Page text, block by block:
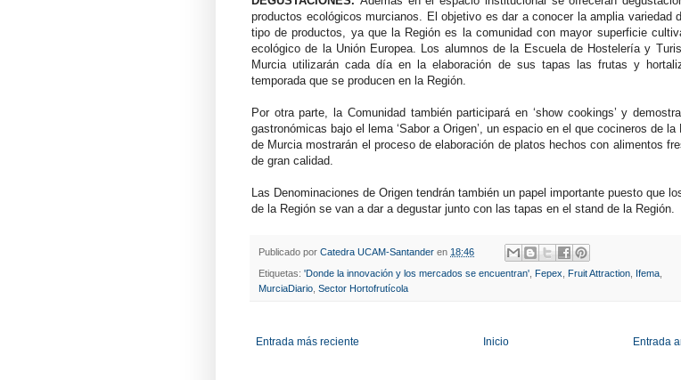
productos ecológicos murcianos. El objetivo es dar a conocer la amplia variedad
tipo de productos, ya que la Región es la comunidad con mayor superficie
ecológico de la Unión Europea. Los alumnos de la Escuela de Hostelería y
Murcia utilizarán cada día en la elaboración de sus tapas las frutas y
temporada que se producen en la Región.
Por otra parte, la Comunidad también participará en ‘show cookings’ y
gastronómicas bajo el lema ‘Sabor a Origen’, un espacio en el que cocineros de la
de Murcia mostrarán el proceso de elaboración de platos hechos con alimentos
de gran calidad.
Las Denominaciones de Origen tendrán también un papel importante puesto que
de la Región se van a dar a degustar junto con las tapas en el stand de la Región.
Publicado por Catedra UCAM-Santander en 18:46
Etiquetas: 'Donde la innovación y los mercados se encuentran' Fepex Fruit Attraction Ifema
MurciaDiario Sector Hortofrutícola
Entrada más reciente Entrada
Inicio